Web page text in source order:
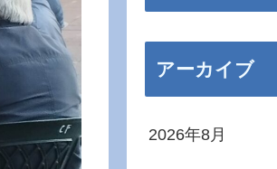
アーカイブ
2026年8月